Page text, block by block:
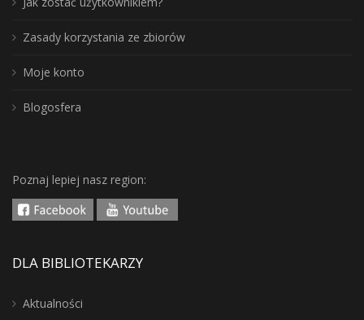
Zasady korzystania ze zbiorów
Moje konto
Blogosfera
Poznaj lepiej nasz region:
DLA BIBLIOTEKARZY
Aktualności